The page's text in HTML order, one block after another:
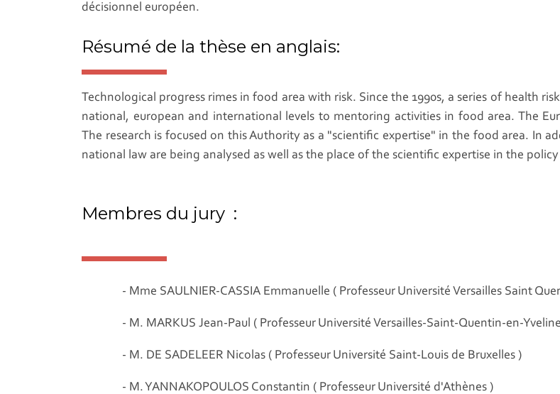
décisionnel européen.
Résumé de la thèse en anglais:
Technological progress rimes in food area with risk. Since the 1990s, a series of health
national, european and international levels to mentoring activities in food area. The
The research is focused on this Authority as a "scientific expertise" in the food area. In
national law are being analysed as well as the place of the scientific expertise in the
Membres du jury :
- Mme SAULNIER-CASSIA Emmanuelle ( Professeur Université Versailles Saint
- M. MARKUS Jean-Paul ( Professeur Université Versailles-Saint-Quentin-en-
- M. DE SADELEER Nicolas ( Professeur Université Saint-Louis de Bruxelles )
- M. YANNAKOPOULOS Constantin ( Professeur Université d'Athènes )